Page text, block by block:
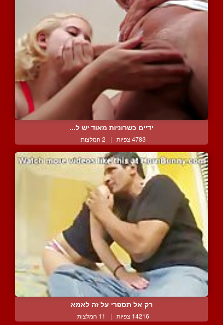
ידיים כשרוניות מאוד יש ל...
4783 צפיות | 2 המלצות
רק אל תספרי על זה לאמא
14216 צפיות | 11 המלצות